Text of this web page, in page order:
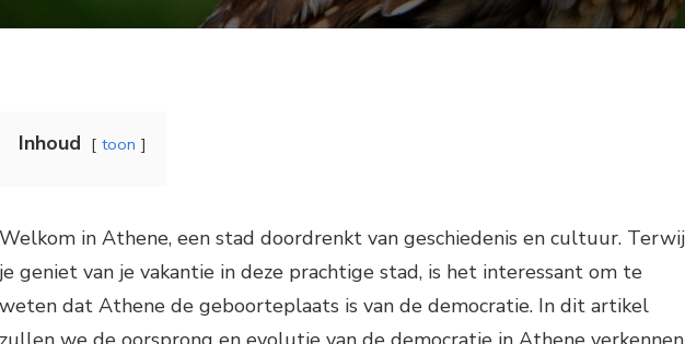
Inhoud toon
Welkom in Athene, een stad doordrenkt van geschiedenis en cultuur.
je geniet van je vakantie in deze prachtige stad, is het interessant om te
weten dat Athene de geboorteplaats is van de democratie. In dit artikel